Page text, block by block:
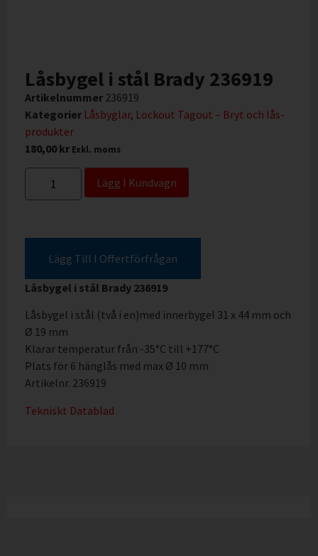
Låsbygel i stål Brady 236919
Artikelnummer 236919
Kategorier Låsbyglar, Lockout Tagout – Bryt och lås-
produkter
180,00 kr Exkl. moms
Lägg I Kundvagn
Lägg Till I Offertförfrågan
Låsbygel i stål Brady 236919
Låsbygel i stål (två i en)med innerbygel 31 x 44 mm och
Ø 19 mm
Klarar temperatur från -35°C till +177°C
Plats för 6 hänglås med max Ø 10 mm
Artikelnr. 236919
Tekniskt Datablad